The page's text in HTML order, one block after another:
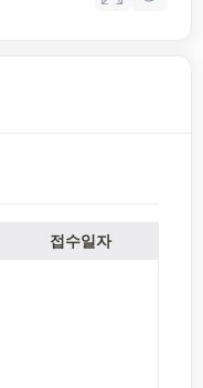
접수일자